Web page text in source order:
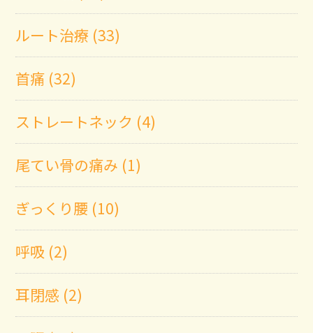
ルート治療 (33)
首痛 (32)
ストレートネック (4)
尾てい骨の痛み (1)
ぎっくり腰 (10)
呼吸 (2)
耳閉感 (2)